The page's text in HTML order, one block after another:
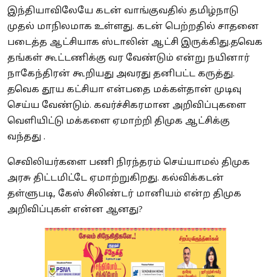
இந்தியாவிலேயே கடன் வாங்குவதில் தமிழ்நாடு
முதல் மாநிலமாக உள்ளது. கடன் பெற்றதில் சாதனை
படைத்த ஆட்சியாக ஸ்டாலின் ஆட்சி இருக்கிது.தவெக
தங்கள் கூட்டணிக்கு வர வேண்டும் என்று நயினார்
நாகேந்திரன் கூறியது அவரது தனிபட்ட கருத்து.
தவெக தூய கட்சியா என்பதை மக்கள்தான் முடிவு
செய்ய வேண்டும். கவர்ச்சிகரமான அறிவிப்புகளை
வெளியிட்டு மக்களை ஏமாற்றி திமுக ஆட்சிக்கு
வந்தது .
செவிலியர்களை பணி நிரந்தரம் செய்யாமல் திமுக
அரசு திட்டமிட்டே ஏமாற்றுகிறது. கல்விக்கடன்
தள்ளுபடி, கேஸ் சிலிண்டர் மானியம் என்ற திமுக
அறிவிப்புகள் என்ன ஆனது?